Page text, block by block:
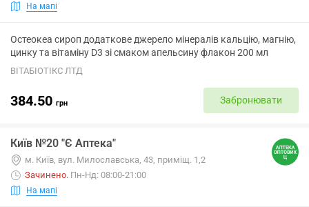
На мапі
Остеокеа сироп додаткове джерело мінералів кальцію, магнію,
цинку та вітаміну D3 зі смаком апельсину флакон 200 мл
ВІТАБІОТІКС ЛТД
384.50 грн Забронювати
Київ №20 "Є Аптека"
м. Київ, вул. Милославська, 43, приміщ. 1,2
Зачинено. Пн-Нд: 08:00-21:00
На мапі